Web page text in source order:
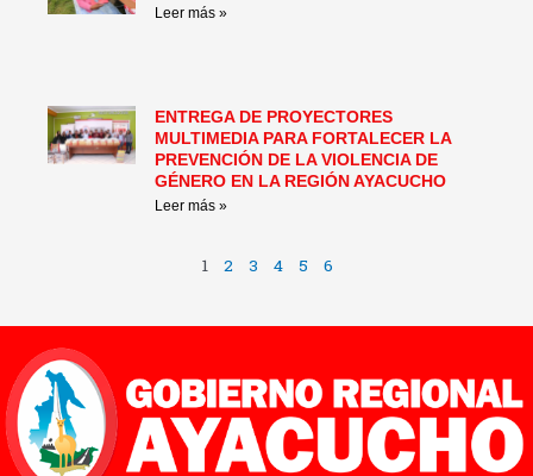
Leer más »
ENTREGA DE PROYECTORES
MULTIMEDIA PARA FORTALECER LA
PREVENCIÓN DE LA VIOLENCIA DE
GÉNERO EN LA REGIÓN AYACUCHO
Leer más »
1 2 3 4 5 6